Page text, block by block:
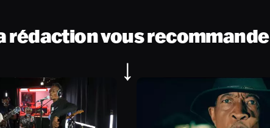
rédaction vous recommande